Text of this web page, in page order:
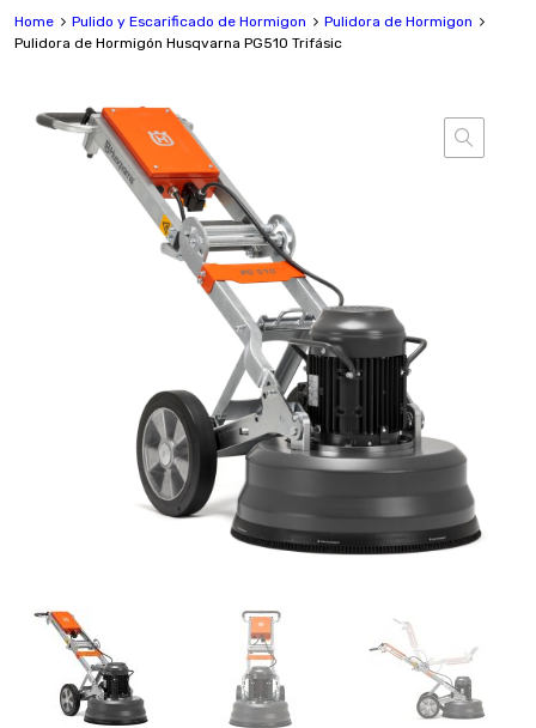
Home Pulido y Escarificado de Hormigon
Pulidora de Hormigon
Pulidora de Hormigón Husqvarna PG510 Trifásic